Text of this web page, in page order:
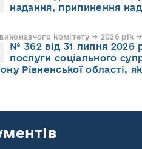
надання, припинення
комітету → 2026 рік
№ 362 від 31 липня 2026
послуги соціального
Рівненської області,